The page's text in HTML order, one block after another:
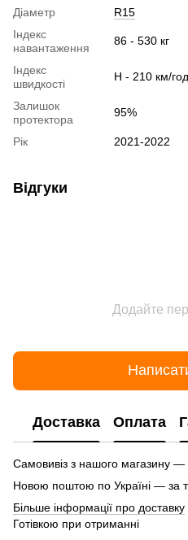
Діаметр
R15
Індекс
навантаження
86 - 530 кг
Індекс
швидкості
H - 210 км/год
Залишок
протектора
95%
Рік 2021-2022
Відгуки
Додайте
Доставка Оплата
Самовивіз з нашого магазину —
Новою поштою по Україні — за
Більше інформації про доставку
Готівкою при отриманні